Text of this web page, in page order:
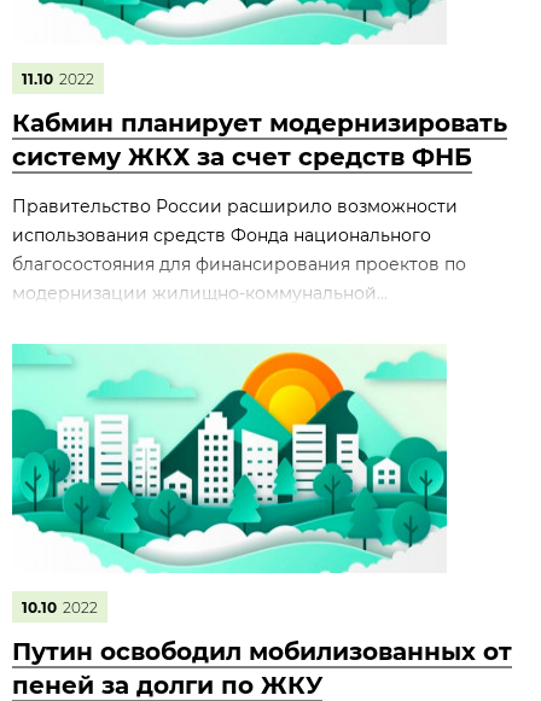
11.10 2022
Кабмин планирует модернизировать
систему ЖКХ за счет средств ФНБ
Правительство России расширило возможности
использования средств Фонда национального
благосостояния для финансирования проектов по
модернизации жилищно-коммунальной...
10.10 2022
Путин освободил мобилизованных от
пеней за долги по ЖКУ